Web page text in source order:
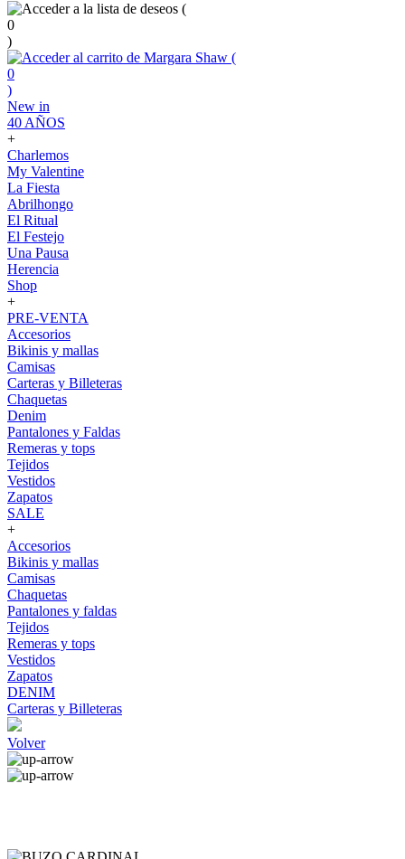
(
0
)
(
0
)
New in
40 AÑOS
+
Charlemos
My Valentine
La Fiesta
Abrilhongo
El Ritual
El Festejo
Una Pausa
Herencia
Shop
+
PRE-VENTA
Accesorios
Bikinis y mallas
Camisas
Carteras y Billeteras
Chaquetas
Denim
Pantalones y Faldas
Remeras y tops
Tejidos
Vestidos
Zapatos
SALE
+
Accesorios
Bikinis y mallas
Camisas
Chaquetas
Pantalones y faldas
Tejidos
Remeras y tops
Vestidos
Zapatos
DENIM
Carteras y Billeteras
Volver